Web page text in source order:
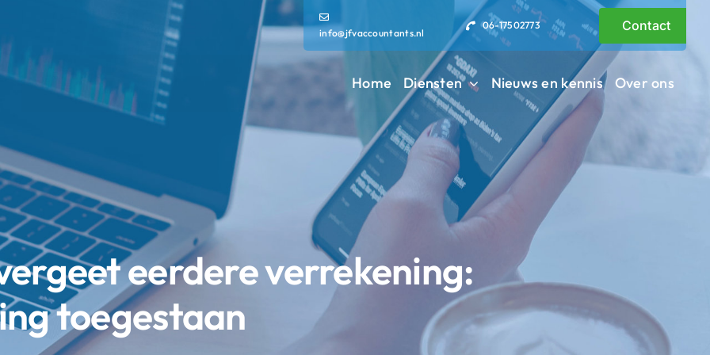
info@jfvaccountants.nl
06-17502773 Contact
Home Diensten Nieuws en kennis Over ons
eerdere verrekening:
toegestaan